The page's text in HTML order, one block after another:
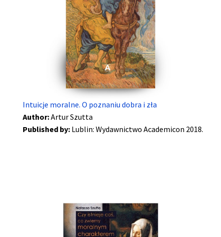
Intuicje moralne. O poznaniu dobra i zła
Author:Artur Szutta
Published by: Lublin: Wydawnictwo Academicon 2018.